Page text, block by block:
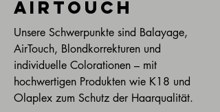
AirTouch
Unsere Schwerpunkte sind Balayage,
AirTouch, Blondkorrekturen und
individuelle Colorationen – mit
hochwertigen Produkten wie K18 und
Olaplex zum Schutz der Haarqualität.